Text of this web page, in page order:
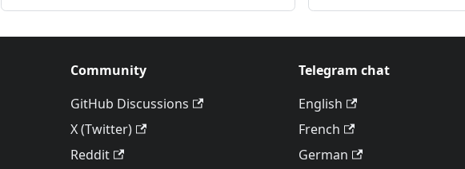
Community
GitHub Discussions
X (Twitter)
Reddit
Telegram chat
English
French
German